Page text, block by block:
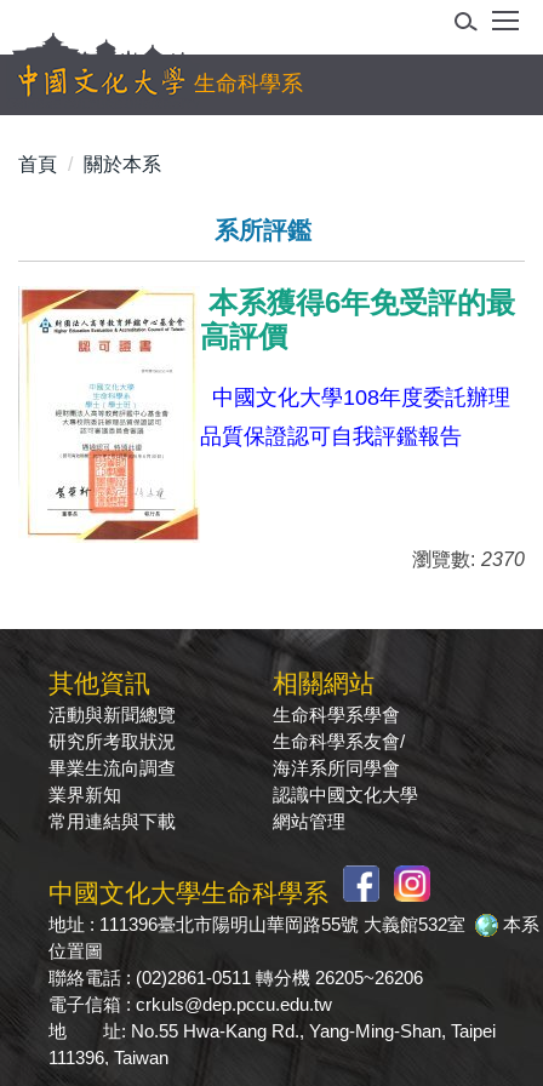
到
主
容
生命科學系
首頁 關於本系
系所評鑑
本系獲得6年免受評的最
高評價
中國文化大學108年度委託辦理
品質保證認可自我評鑑報告
瀏覽數: 2370
其他資訊
活動與新聞總覽
研究所考取狀況
畢業生流向調查
業界新知
常用連結與下載
相關網站
生命科學系學會
生命科學系友會/
海洋系所同學會
認識中國文化大學
網站管理
中國文化大學生命科學系
地址 : 111396臺北市陽明山華岡路55號 大義館532室
本系
位置圖
聯絡電話 : (02)2861-0511 轉分機 26205~26206
電子信箱 : crkuls@dep.pccu.edu.tw
地 址: No.55 Hwa-Kang Rd., Yang-Ming-Shan, Taipei
111396, Taiwan